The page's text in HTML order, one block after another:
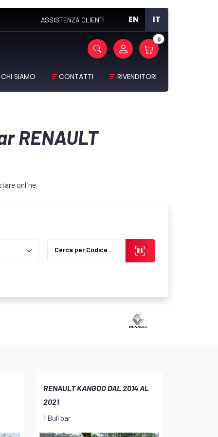
ASSISTENZA CLIENTI EN IT
0
CHI SIAMO CONTATTI RIVENDITORI
RENAULT
online.
Cerca per Codice Prodotto
RENAULT KANGOO DAL 2014 AL
2021
1 Bull bar